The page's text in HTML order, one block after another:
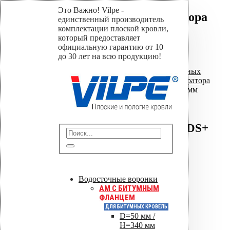
Это Важно! Vilpe -
единственный производитель
комплектации плоской кровли,
который предоставляет
официальную гарантию от 10
до 30 лет на всю продукцию!
Водосточные воронки
AM C БИТУМНЫМ
ФЛАНЦЕМ
ДЛЯ БИТУМНЫХ КРОВЕЛЬ
D=50 мм /
H=340 мм
Добойник для перфоратора
800 мм SDS+
Home
Магазин
Насадки для установки кровельных
дюбелей,Добойники для перфоратора
Добойник для перфоратора 800 мм
SDS+
перфоратора 800 мм SDS+
Сохранить PDF
Оставить заявку